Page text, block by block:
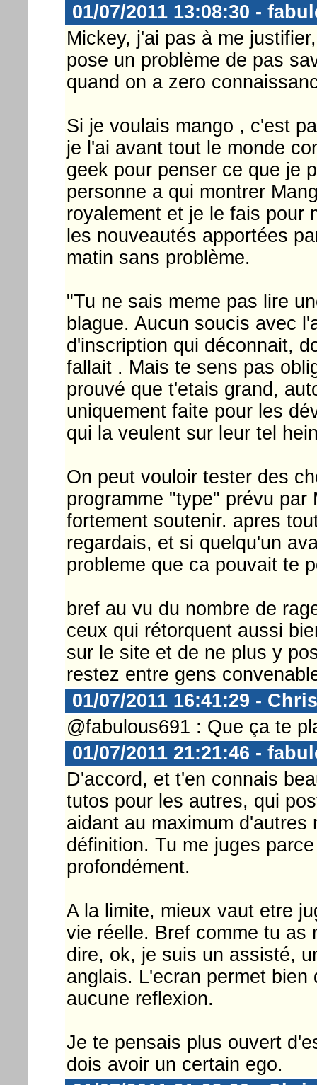
01/07/2011 13:08:30 -
Mickey, j'ai pas à me
pose un problème de pas
quand on a zero
Si je voulais mango , c'est
je l'ai avant tout le monde
geek pour penser ce que je
personne a qui montrer
royalement et je le fais pour
les nouveautés apportées
matin sans problème.
"Tu ne sais meme pas lire
blague. Aucun soucis avec
d'inscription qui déconnait,
fallait . Mais te sens pas
prouvé que t'etais grand,
uniquement faite pour les
qui la veulent sur leur tel
On peut vouloir tester des
programme "type" prévu
fortement soutenir. apres
regardais, et si quelqu'un
probleme que ca pouvait te
bref au vu du nombre de
ceux qui rétorquent aussi
sur le site et de ne plus y
restez entre gens
01/07/2011 16:41:29 -
@fabulous691 : Que ça te
01/07/2011 21:21:46 -
D'accord, et t'en connais
tutos pour les autres, qui
aidant au maximum
définition. Tu me juges
profondément.
A la limite, mieux vaut etre
vie réelle. Bref comme tu as
dire, ok, je suis un assisté,
anglais. L'ecran permet
aucune reflexion.
Je te pensais plus ouvert
dois avoir un certain ego.